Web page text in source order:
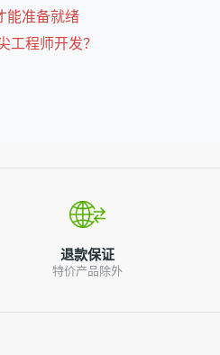
能准备就绪
程师开发？
退款保证
特价产品除外